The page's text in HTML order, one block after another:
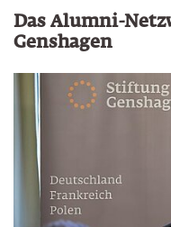
Das Alumni-
Genshagen